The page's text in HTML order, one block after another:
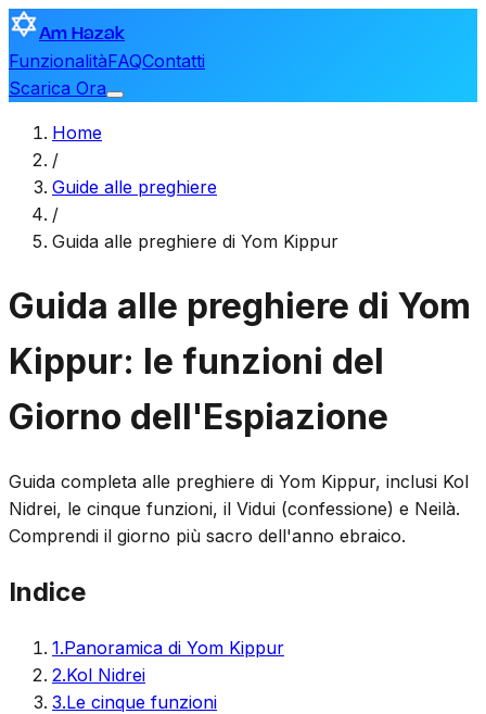
Am Hazak
FunzionalitàFAQContatti
Scarica Ora
Home
/
Guide alle preghiere
/
Guida alle preghiere di Yom Kippur
Guida alle preghiere di Yom
Kippur: le funzioni del
Giorno dell'Espiazione
Guida completa alle preghiere di Yom Kippur, inclusi Kol
Nidrei, le cinque funzioni, il Vidui (confessione) e Neilà.
Comprendi il giorno più sacro dell'anno ebraico.
Indice
1.Panoramica di Yom Kippur
2.Kol Nidrei
3.Le cinque funzioni